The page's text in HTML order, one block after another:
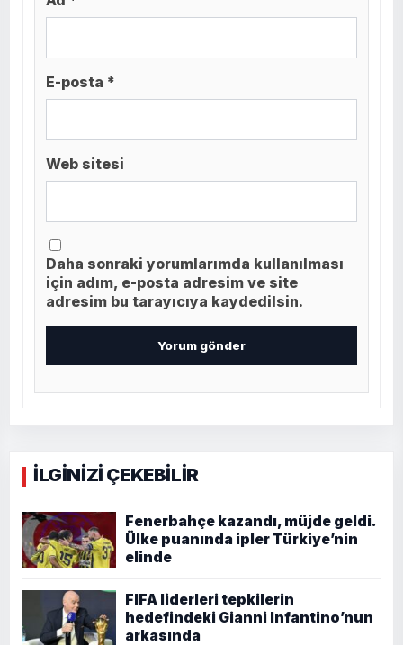
E-posta *
Web sitesi
Daha sonraki yorumlarımda kullanılması
için adım, e-posta adresim ve site
adresim bu tarayıcıya kaydedilsin.
İLGİNİZİ ÇEKEBİLİR
Fenerbahçe kazandı, müjde geldi.
Ülke puanında ipler Türkiye’nin
elinde
FIFA liderleri tepkilerin
hedefindeki Gianni Infantino’nun
arkasında